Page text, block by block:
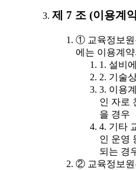
제 7 조 (이용계
① 교육정보원
에는 이용계
1. 설비
2. 기술
3. 이용
인 자로
을 경우
4. 기타
인 운영
되는 경
② 교육정보원